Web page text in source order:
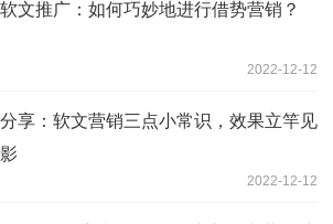
软文推广：如何巧妙地进行借势营销？
2022-12-12
分享：软文营销三点小常识，效果立竿见
影
2022-12-12